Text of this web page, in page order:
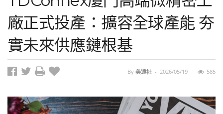
a
v
i
g
a
t
廠正式投產：擴容全球產能 夯
實未來供應鏈根基
By 美通社 - 2026/05/19 585